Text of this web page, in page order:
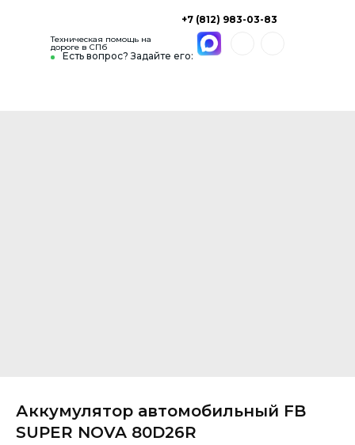
Есть вопрос? Задайте его:
+7 (812) 983-03-83
Техническая помощь на
дороге в СПб
Аккумулятор автомобильный FB
SUPER NOVA 80D26R